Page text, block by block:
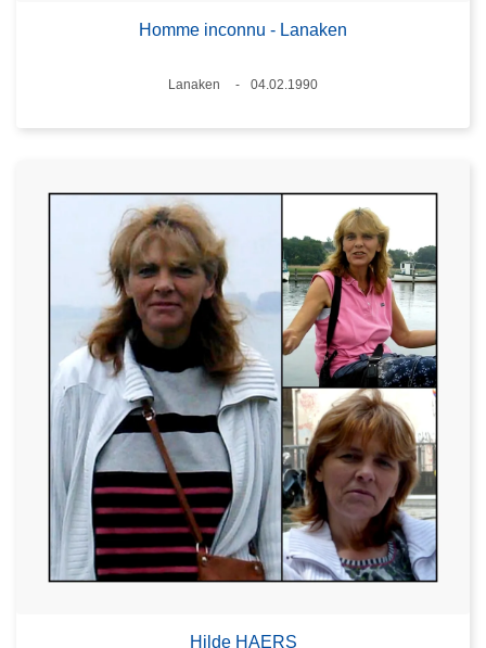
Homme inconnu - Lanaken
Standort
Lanaken
04.02.1990
Hilde HAERS